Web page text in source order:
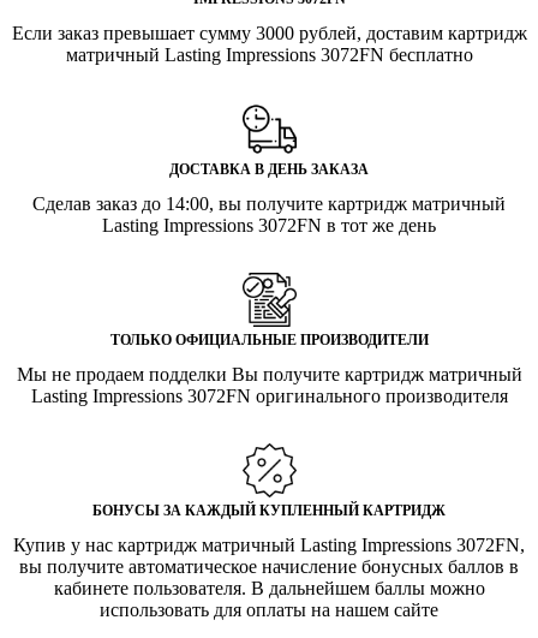
Если заказ превышает сумму 3000 рублей, доставим картридж
матричный Lasting Impressions 3072FN бесплатно
ДОСТАВКА В ДЕНЬ ЗАКАЗА
Сделав заказ до 14:00, вы получите картридж матричный
Lasting Impressions 3072FN в тот же день
ТОЛЬКО ОФИЦИАЛЬНЫЕ ПРОИЗВОДИТЕЛИ
Мы не продаем подделки Вы получите картридж матричный
Lasting Impressions 3072FN оригинального производителя
БОНУСЫ ЗА КАЖДЫЙ КУПЛЕННЫЙ КАРТРИДЖ
Купив у нас картридж матричный Lasting Impressions 3072FN,
вы получите автоматическое начисление бонусных баллов в
кабинете пользователя. В дальнейшем баллы можно
использовать для оплаты на нашем сайте